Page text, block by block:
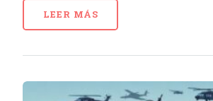
LEER MÁS